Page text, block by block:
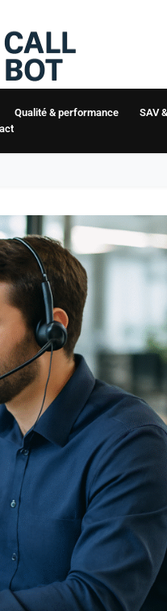
Qualité & performance SAV